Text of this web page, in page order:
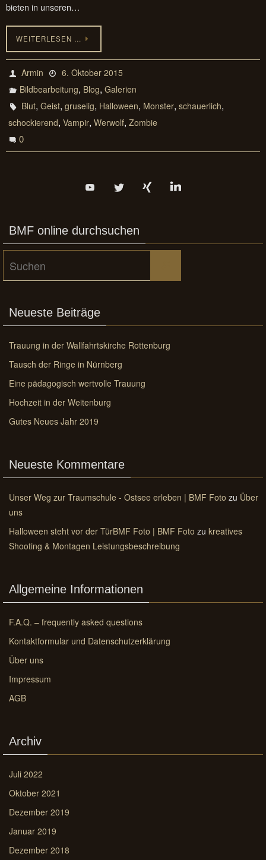
bieten in unseren…
WEITERLESEN …
Armin
6. Oktober 2015
Bildbearbeitung, Blog,Galerien
Blut,Geist,gruselig, Halloween, Monster,schauerlich,
schockierend, Vampir, Werwolf, Zombie
0
BMF online durchsuchen
Neueste Beiträge
Trauung in der Wallfahrtskirche Rottenburg
Tausch der Ringe in Nürnberg
Eine pädagogisch wertvolle Trauung
Hochzeit in der Weitenburg
Gutes Neues Jahr 2019
Neueste Kommentare
Unser Weg zur Traumschule - Ostsee erleben | BMF Foto zu Über
uns
Halloween steht vor der TürBMF Foto | BMF Foto zu kreatives
Shooting & Montagen Leistungsbeschreibung
Allgemeine Informationen
F.A.Q. – frequently asked questions
Kontaktformular und Datenschutzerklärung
Über uns
Impressum
AGB
Archiv
Juli 2022
Oktober 2021
Dezember 2019
Januar 2019
Dezember 2018